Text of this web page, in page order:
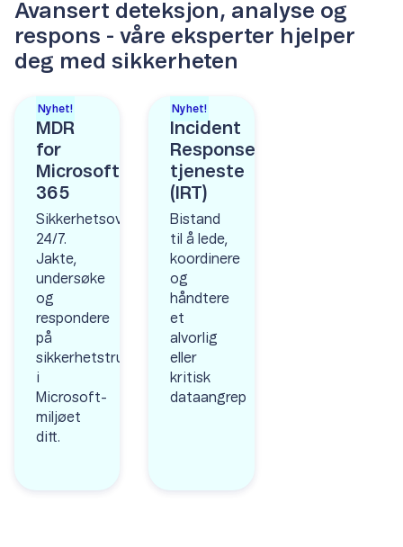
Avansert deteksjon, analyse og
respons - våre eksperter hjelper
deg med sikkerheten
Nyhet!
MDR
for
Microsoft
365
Sikkerhetsovervåking
24/7.
Jakte,
undersøke
og
respondere
på
sikkerhetstrusler
i
Microsoft-
miljøet
ditt.
Nyhet!
Incident
Response
tjeneste
(IRT)
Bistand
til å lede,
koordinere
og
håndtere
et
alvorlig
eller
kritisk
dataangrep